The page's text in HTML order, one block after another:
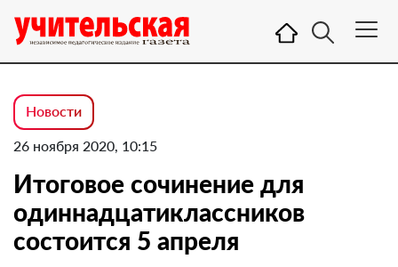
Новости
26 ноября 2020, 10:15
Итоговое сочинение для
одиннадцатиклассников
состоится 5 апреля